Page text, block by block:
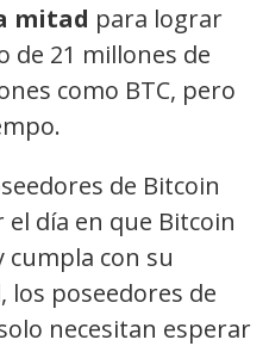
mitad para lograr
de 21 millones de
como BTC, pero
de Bitcoin
día en que Bitcoin
cumpla con su
poseedores de
necesitan esperar